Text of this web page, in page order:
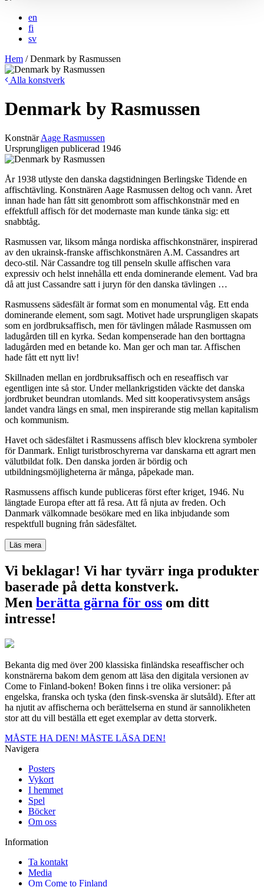
en
fi
sv
Hem /Denmark by Rasmussen
Alla konstverk
Denmark by Rasmussen
Konstnär Aage Rasmussen
Ursprungligen publicerad 1946
År 1938 utlyste den danska dagstidningen Berlingske Tidende en
affischtävling. Konstnären Aage Rasmussen deltog och vann. Året
innan hade han fått sitt genombrott som affischkonstnär med en
effektfull affisch för det modernaste man kunde tänka sig: ett
snabbtåg.
Rasmussen var, liksom många nordiska affischkonstnärer, inspirerad
av den ukrainsk-franske affischkonstnären A.M. Cassandres art
deco-stil. När Cassandre tog till penseln skulle affischen vara
expressiv och helst innehålla ett enda dominerande element. Vad bra
då att just Cassandre satt i juryn för den danska tävlingen …
Rasmussens sädesfält är format som en monumental våg. Ett enda
dominerande element, som sagt. Motivet hade ursprungligen skapats
som en jordbruksaffisch, men för tävlingen målade Rasmussen om
ladugården till en kyrka. Sedan kompenserade han den borttagna
ladugården med en betande ko. Man ger och man tar. Affischen
hade fått ett nytt liv!
Skillnaden mellan en jordbruksaffisch och en reseaffisch var
egentligen inte så stor. Under mellankrigstiden väckte det danska
jordbruket beundran utomlands. Med sitt kooperativsystem ansågs
landet vandra längs en smal, men inspirerande stig mellan kapitalism
och kommunism.
Havet och sädesfältet i Rasmussens affisch blev klockrena symboler
för Danmark. Enligt turistbroschyrerna var danskarna ett agrart men
välutbildat folk. Den danska jorden är bördig och
utbildningsmöjligheterna är många, påpekade man.
Rasmussens affisch kunde publiceras först efter kriget, 1946. Nu
längtade Europa efter att få resa. Att få njuta av freden. Och
Danmark välkomnade besökare med en lika inbjudande som
respektfull bugning från sädesfältet.
Läs mera
Vi beklagar! Vi har tyvärr inga produkter
baserade på detta konstverk.
Men berätta gärna för oss om ditt
intresse!
Bekanta dig med över 200 klassiska finländska reseaffischer och
konstnärerna bakom dem genom att läsa den digitala versionen av
Come to Finland-boken! Boken finns i tre olika versioner: på
engelska, franska och tyska (den finsk-svenska är slutsåld). Efter att
ha njutit av affischerna och berättelserna en stund är sannolikheten
stor att du vill beställa ett eget exemplar av detta storverk.
MÅSTE HA DEN! MÅSTE LÄSA DEN!
Navigera
Posters
Vykort
I hemmet
Spel
Böcker
Om oss
Information
Ta kontakt
Media
Om Come to Finland